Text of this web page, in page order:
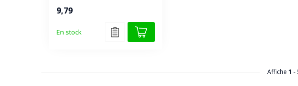
9,79
En stock
Affiche 1 -